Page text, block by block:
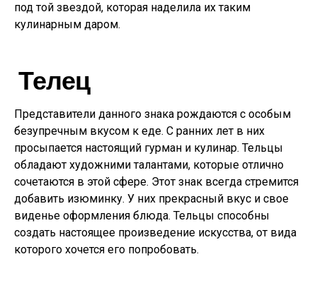
под той звездой, которая наделила их таким
кулинарным даром.
Телец
Представители данного знака рождаются с особым
безупречным вкусом к еде. С ранних лет в них
просыпается настоящий гурман и кулинар. Тельцы
обладают художними талантами, которые отлично
сочетаются в этой сфере. Этот знак всегда стремится
добавить изюминку. У них прекрасный вкус и свое
виденье оформления блюда. Тельцы способны
создать настоящее произведение искусства, от вида
которого хочется его попробовать.